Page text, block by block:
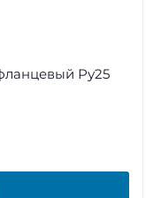
Ру25